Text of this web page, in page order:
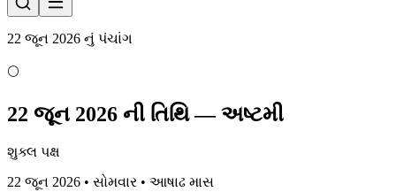
22 જૂન 2026 નું પંચાંગ
🌕
22 જૂન 2026 ની તિથિ—અષ્ટમી
શુક્લ પક્ષ
22 જૂન 2026 • સોમવાર • આષાઢ માસ